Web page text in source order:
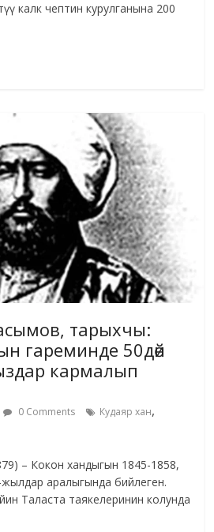
калк чептин курулганына 200
тарыхчы:
гареминде 50дөй
кармалып
0 Comments Кудаяр хан,
– Кокон хандыгын 1845-1858,
аралыгында бийлеген.
Таласта таякелеринин колунда